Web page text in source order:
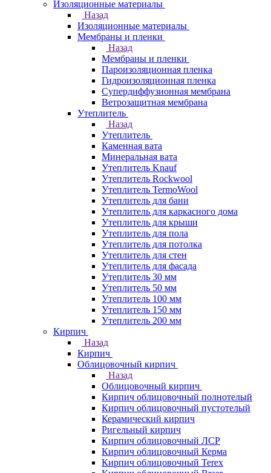
Изоляционные материалы
Назад
Изоляционные материалы
Мембраны и пленки
Назад
Мембраны и пленки
Пароизоляционная пленка
Гидроизоляционная пленка
Супердиффузионная мембрана
Ветрозащитная мембрана
Утеплитель
Назад
Утеплитель
Каменная вата
Минеральная вата
Утеплитель Knauf
Утеплитель Rockwool
Утеплитель TermoWool
Утеплитель для бани
Утеплитель для каркасного дома
Утеплитель для крыши
Утеплитель для пола
Утеплитель для потолка
Утеплитель для стен
Утеплитель для фасада
Утеплитель 30 мм
Утеплитель 50 мм
Утеплитель 100 мм
Утеплитель 150 мм
Утеплитель 200 мм
Кирпич
Назад
Кирпич
Облицовочный кирпич
Назад
Облицовочный кирпич
Кирпич облицовочный полнотелый
Кирпич облицовочный пустотелый
Керамический кирпич
Ригельный кирпич
Кирпич облицовочный ЛСР
Кирпич облицовочный Керма
Кирпич облицовочный Terex